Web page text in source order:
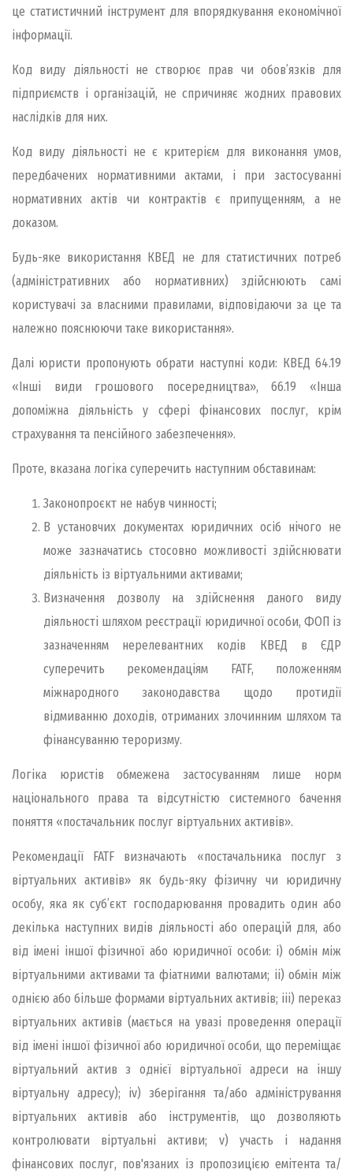
це статистичний інструмент для впорядкування економічної
інформації.
Код виду діяльності не створює прав чи обов’язків для
підприємств і організацій, не спричиняє жодних правових
наслідків для них.
Код виду діяльності не є критерієм для виконання умов,
передбачених нормативними актами, і при застосуванні
нормативних актів чи контрактів є припущенням, а не
доказом.
Будь-яке використання КВЕД не для статистичних потреб
(адміністративних або нормативних) здійснюють самі
користувачі за власними правилами, відповідаючи за це та
належно пояснюючи таке використання».
Далі юристи пропонують обрати наступні коди: КВЕД 64.19
«Інші види грошового посередництва», 66.19 «Інша
допоміжна діяльність у сфері фінансових послуг, крім
страхування та пенсійного забезпечення».
Проте, вказана логіка суперечить наступним обставинам:
Законопроєкт не набув чинності;
В установчих документах юридичних осіб нічого не
може зазначатись стосовно можливості здійснювати
діяльність із віртуальними активами;
Визначення дозволу на здійснення даного виду
діяльності шляхом реєстрації юридичної особи, ФОП із
зазначенням нерелевантних кодів КВЕД в ЄДР
суперечить рекомендаціям FATF, положенням
міжнародного законодавства щодо протидії
відмиванню доходів, отриманих злочинним шляхом та
фінансуванню тероризму.
Логіка юристів обмежена застосуванням лише норм
національного права та відсутністю системного бачення
поняття «постачальник послуг віртуальних активів».
Рекомендації FATF визначають «постачальника послуг з
віртуальних активів» як будь-яку фізичну чи юридичну
особу, яка як суб’єкт господарювання провадить один або
декілька наступних видів діяльності або операцій для, або
від імені іншої фізичної або юридичної особи: i) обмін між
віртуальними активами та фіатними валютами; ii) обмін між
однією або більше формами віртуальних активів; iii) переказ
віртуальних активів (мається на увазі проведення операції
від імені іншої фізичної або юридичної особи, що переміщає
віртуальний актив з однієї віртуальної адреси на іншу
віртуальну адресу); iv) зберігання та/або адміністрування
віртуальних активів або інструментів, що дозволяють
контролювати віртуальні активи; v) участь і надання
фінансових послуг, пов'язаних із пропозицією емітента та/